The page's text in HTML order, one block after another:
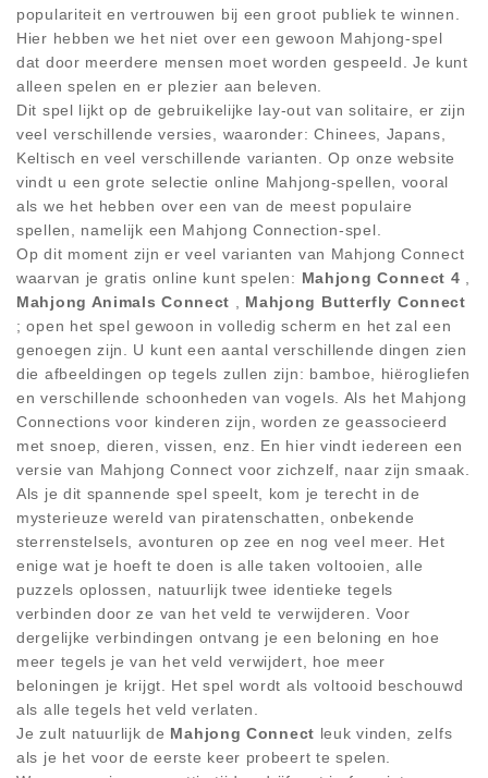
populariteit en vertrouwen bij een groot publiek te winnen.
Hier hebben we het niet over een gewoon Mahjong-spel
dat door meerdere mensen moet worden gespeeld. Je kunt
alleen spelen en er plezier aan beleven.
Dit spel lijkt op de gebruikelijke lay-out van solitaire, er zijn
veel verschillende versies, waaronder: Chinees, Japans,
Keltisch en veel verschillende varianten. Op onze website
vindt u een grote selectie online Mahjong-spellen, vooral
als we het hebben over een van de meest populaire
spellen, namelijk een Mahjong Connection-spel.
Op dit moment zijn er veel varianten van Mahjong Connect
waarvan je gratis online kunt spelen: Mahjong Connect 4
Mahjong Animals Connect
Mahjong Butterfly Connect
; open het spel gewoon in volledig scherm en het zal een
genoegen zijn. U kunt een aantal verschillende dingen zien
die afbeeldingen op tegels zullen zijn: bamboe, hiërogliefen
en verschillende schoonheden van vogels. Als het Mahjong
Connections voor kinderen zijn, worden ze geassocieerd
met snoep, dieren, vissen, enz. En hier vindt iedereen een
versie van Mahjong Connect voor zichzelf, naar zijn smaak.
Als je dit spannende spel speelt, kom je terecht in de
mysterieuze wereld van piratenschatten, onbekende
sterrenstelsels, avonturen op zee en nog veel meer. Het
enige wat je hoeft te doen is alle taken voltooien, alle
puzzels oplossen, natuurlijk twee identieke tegels
verbinden door ze van het veld te verwijderen. Voor
dergelijke verbindingen ontvang je een beloning en hoe
meer tegels je van het veld verwijdert, hoe meer
beloningen je krijgt. Het spel wordt als voltooid beschouwd
als alle tegels het veld verlaten.
Je zult natuurlijk de Mahjong Connect leuk vinden, zelfs
als je het voor de eerste keer probeert te spelen.